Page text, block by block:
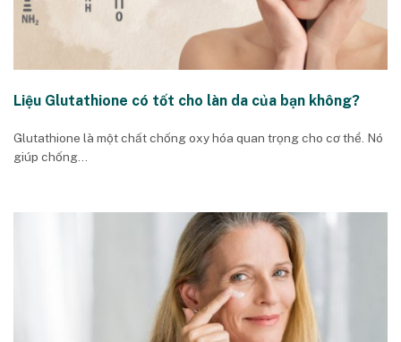
Liệu Glutathione có tốt cho làn da của bạn không?
Glutathione là một chất chống oxy hóa quan trọng cho cơ thể. Nó
giúp chống...